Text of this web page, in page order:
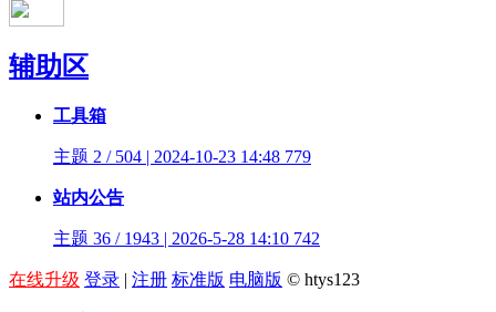
辅助区
工具箱
主题 2 / 504 | 2024-10-23 14:48 779
站内公告
主题 36 / 1943 | 2026-5-28 14:10 742
在线升级 登录 | 注册 标准版 电脑版 © htys123